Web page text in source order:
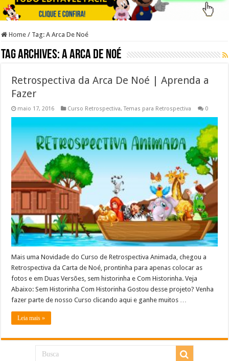
Home / Tag:A Arca De Noé
Tag Archives:A Arca De Noé
Retrospectiva da Arca De Noé | Aprenda a
Fazer
maio 17, 2016 Curso Retrospectiva,Temas para Retrospectiva 0
Mais uma Novidade do Curso de Retrospectiva Animada, chegou a
Retrospectiva da Carta de Noé, prontinha para apenas colocar as
fotos e em Duas Versões, sem historinha e Com Historinha. Veja
Abaixo: Sem Historinha Com Historinha Gostou desse projeto? Venha
fazer parte de nosso Curso clicando aqui e ganhe muitos …
Leia mais »